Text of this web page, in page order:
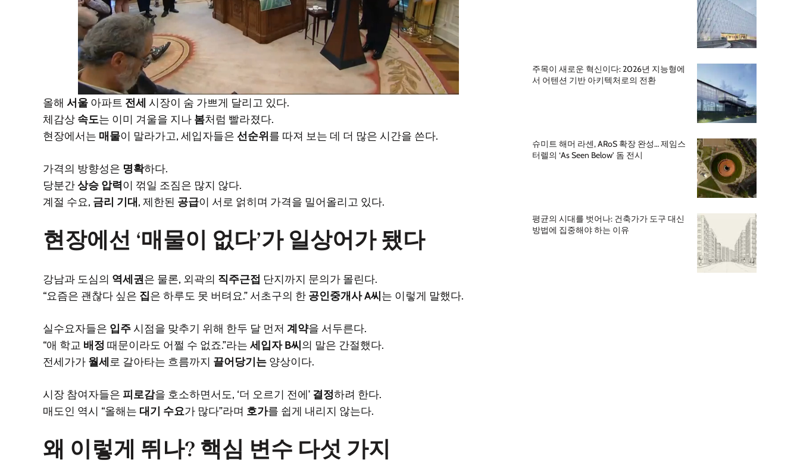
올해 서울 아파트 전세 시장이 숨 가쁘게 달리고 있다.
체감상 속도는 이미 겨울을 지나 봄처럼 빨라졌다.
현장에서는 매물이 말라가고, 세입자들은 선순위를 따져 보는 데 더 많은 시간을 쓴다.
가격의 방향성은 명확하다.
당분간상승 압력이 꺾일 조짐은 많지 않다.
계절 수요, 금리 기대, 제한된 공급이 서로 얽히며 가격을 밀어올리고 있다.
현장에선 ‘매물이 없다’가 일상어가 됐다
강남과 도심의 역세권은 물론, 외곽의 직주근접 단지까지 문의가 몰린다.
“요즘은 괜찮다 싶은 집은 하루도 못 버텨요.” 서초구의 한 공인중개사 A씨는 이렇게 말했다.
실수요자들은 입주시점을 맞추기 위해 한두 달 먼저 계약을 서두른다.
“애 학교 배정 때문이라도 어쩔 수 없죠.”라는 세입자 B씨의 말은 간절했다.
전세가가 월세로 갈아타는 흐름까지 끌어당기는 양상이다.
시장 참여자들은 피로감을 호소하면서도, ‘더 오르기 전에’ 결정하려 한다.
매도인 역시 “올해는 대기 수요가 많다”라며 호가를 쉽게 내리지 않는다.
왜 이렇게 뛰나? 핵심 변수 다섯 가지
주목이 새로운 혁신이다: 2026년 지능형에
서 어텐션 기반 아키텍처로의 전환
슈미트 해머 라센, ARoS 확장 완성… 제임스
터렐의 ‘As Seen Below’ 돔 전시
평균의 시대를 벗어나: 건축가가 도구 대신
방법에 집중해야 하는 이유